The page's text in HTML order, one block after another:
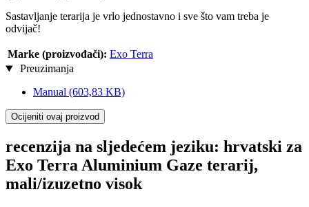
Sastavljanje terarija je vrlo jednostavno i sve što vam treba je
odvijač!
Marke (proizvođači): Exo Terra
Preuzimanja
Manual (603,83 KB)
Ocijeniti ovaj proizvod
recenzija na sljedećem jeziku: hrvatski za
Exo Terra Aluminium Gaze terarij,
mali/izuzetno visok